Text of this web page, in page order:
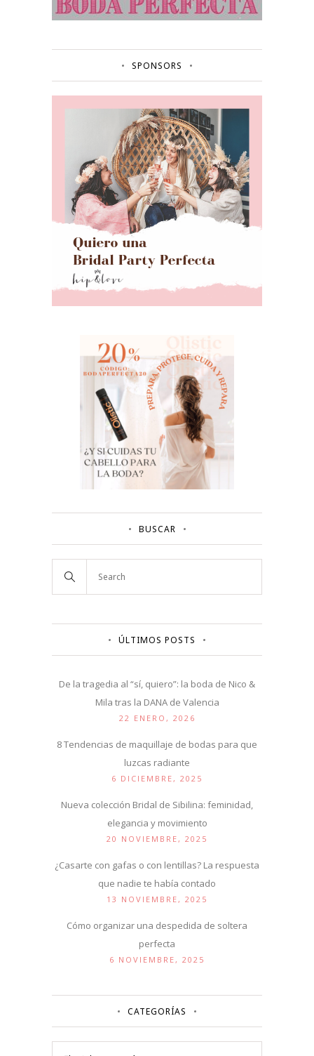
SPONSORS
BUSCAR
ÚLTIMOS POSTS
De la tragedia al “sí, quiero”: la boda de Nico &
Mila tras la DANA de Valencia
22 ENERO, 2026
8 Tendencias de maquillaje de bodas para que
luzcas radiante
6 DICIEMBRE, 2025
Nueva colección Bridal de Sibilina: feminidad,
elegancia y movimiento
20 NOVIEMBRE, 2025
¿Casarte con gafas o con lentillas? La respuesta
que nadie te había contado
13 NOVIEMBRE, 2025
Cómo organizar una despedida de soltera
perfecta
6 NOVIEMBRE, 2025
CATEGORÍAS